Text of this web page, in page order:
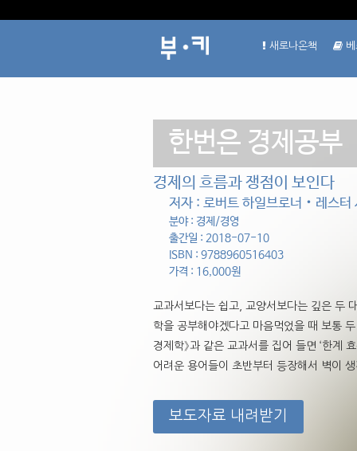
새로나온책
한번은 경제공부
경제의 흐름과 쟁점이 보인다
저자 : 로버트 하일브로너‧레스터
분야 : 경제/경영
출간일 : 2018-07-10
ISBN : 9788960516403
가격 : 16,000원
교과서보다는 쉽고, 교양서보다는 깊은 두
학을 공부해야겠다고 마음먹었을 때 보통
경제학》과 같은 교과서를 집어 들면 ‘한계
어려운 용어들이 초반부터 등장해서 벽이 생
보도자료 내려받기